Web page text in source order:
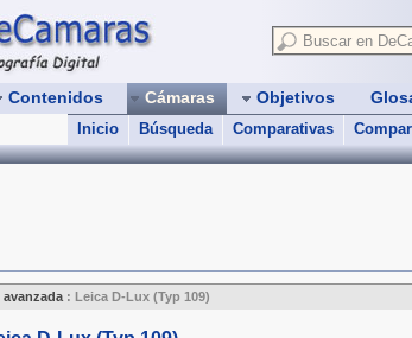
Contenidos Cámaras
Inicio Búsqueda Comparativas
Objetivos
avanzada : Leica D-Lux (Typ 109)